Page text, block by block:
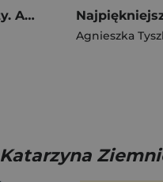
Mocarne samoloty. Ale to wielkie!
Agnieszka
Katarzyna